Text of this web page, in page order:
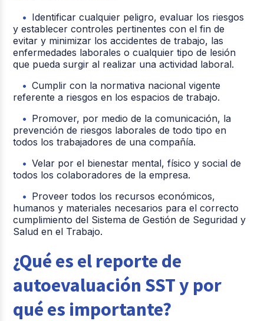
Identificar cualquier peligro, evaluar los riesgos
y establecer controles pertinentes con el fin de
evitar y minimizar los accidentes de trabajo, las
enfermedades laborales o cualquier tipo de lesión
que pueda surgir al realizar una actividad laboral.
Cumplir con la normativa nacional vigente
referente a riesgos en los espacios de trabajo.
Promover, por medio de la comunicación, la
prevención de riesgos laborales de todo tipo en
todos los trabajadores de una compañía.
Velar por el bienestar mental, físico y social de
todos los colaboradores de la empresa.
Proveer todos los recursos económicos,
humanos y materiales necesarios para el correcto
cumplimiento del Sistema de Gestión de Seguridad y
Salud en el Trabajo.
¿Qué es el reporte de
autoevaluación SST y por
qué es importante?